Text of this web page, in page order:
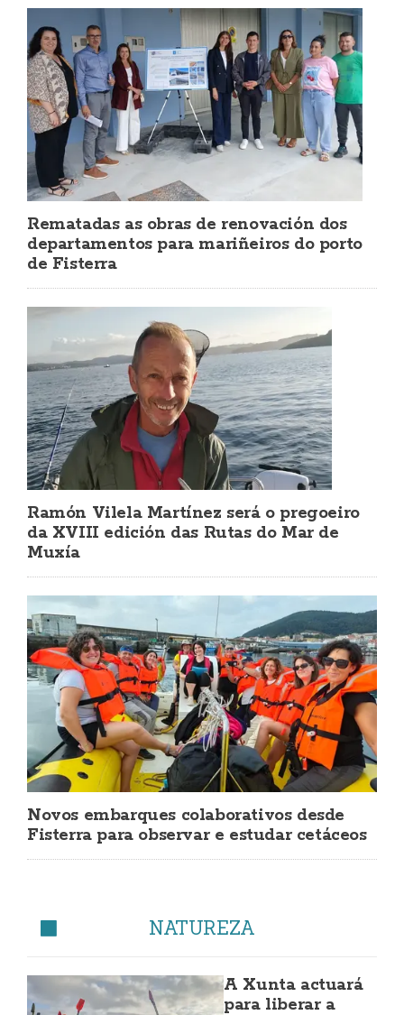
Rematadas as obras de renovación dos
departamentos para mariñeiros do porto
de Fisterra
Ramón Vilela Martínez será o pregoeiro
da XVIII edición das Rutas do Mar de
Muxía
Novos embarques colaborativos desde
Fisterra para observar e estudar cetáceos
NATUREZA
A Xunta actuará
para liberar a